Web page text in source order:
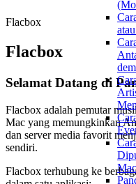
Flacbox
Flacbox
Selamat Datang di
Flacbox adalah pemutar
Mac yang memungkinkan
dan server media favorit
sendiri.
Flacbox terhubung ke